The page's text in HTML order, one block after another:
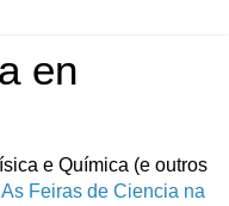
en
e Quí­mica (e outros
As Feiras de Ciencia na